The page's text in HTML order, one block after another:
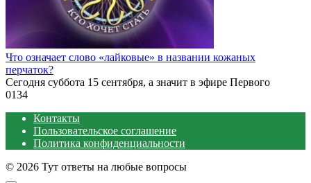
Что означает слово «лайковые» в названии кожаных
перчаток?
Сегодня суббота 15 сентября, а значит в эфире Первого
0134
Контакты
Пользовательское соглашение
Политика конфиденциальности
© 2026 Тут ответы на любые вопросы